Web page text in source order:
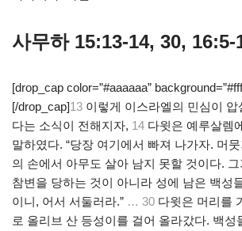
사무하 15:13-14, 30, 16:5-
[drop_cap color=”#aaaaaa”
[/drop_cap]13 이렇게 이스라엘의 민심이 압
다는 소식이 전해지자, 14 다윗은 예루살렘
말하였다. “당장 여기에서 빠져 나가자. 머
의 손에서 아무도 살아 남지 못할 것이다.
참변을 당하는 것이 아니라 성에 남은 백성
이니, 어서 서둘러라.” … 30 다윗은 머리를
로 올리브 산 등성이를 걸어 올라갔다. 백성